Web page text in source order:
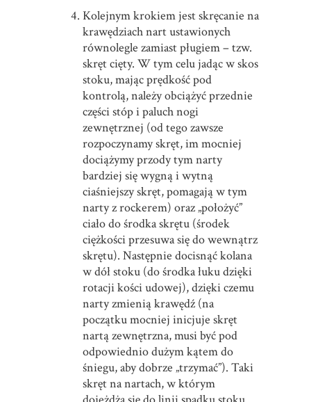
Kolejnym krokiem jest skręcanie na
krawędziach nart ustawionych
równolegle zamiast pługiem – tzw.
skręt cięty. W tym celu jadąc w skos
stoku, mając prędkość pod
kontrolą, należy obciążyć przednie
części stóp i paluch nogi
zewnętrznej (od tego zawsze
rozpoczynamy skręt, im mocniej
dociążymy przody tym narty
bardziej się wygną i wytną
ciaśniejszy skręt, pomagają w tym
narty z rockerem) oraz „położyć”
ciało do środka skrętu (środek
ciężkości przesuwa się do wewnątrz
skrętu). Następnie docisnąć kolana
w dół stoku (do środka łuku dzięki
rotacji kości udowej), dzięki czemu
narty zmienią krawędź (na
początku mocniej inicjuje skręt
nartą zewnętrzna, musi być pod
odpowiednio dużym kątem do
śniegu, aby dobrze „trzymać”). Taki
skręt na nartach, w którym